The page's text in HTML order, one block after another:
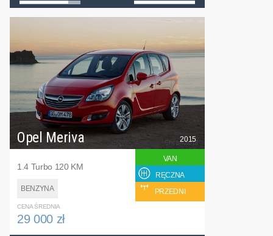
Opel Meriva
1.4 Turbo 120 KM
BENZYNA
2015
VAN
RĘCZNA
PRZEDNI
CENA ŚREDNIA
29 000 zł